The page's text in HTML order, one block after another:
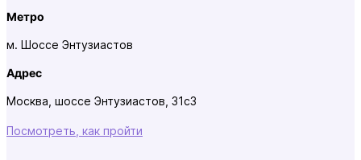
Метро
м. Шоссе Энтузиастов
Адрес
Москва, шоссе Энтузиастов, 31с3
Посмотреть, как пройти